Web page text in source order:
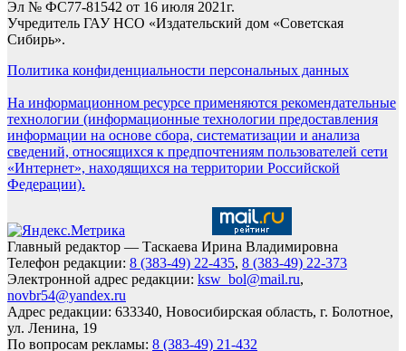
Эл № ФС77-81542 от 16 июля 2021г.
Учредитель ГАУ НСО «Издательский дом «Советская
Сибирь».
Политика конфиденциальности персональных данных
На информационном ресурсе применяются рекомендательные
технологии (информационные технологии предоставления
информации на основе сбора, систематизации и анализа
сведений, относящихся к предпочтениям пользователей сети
«Интернет», находящихся на территории Российской
Федерации).
Главный редактор — Таскаева Ирина Владимировна
Телефон редакции: 8 (383-49) 22-435, 8 (383-49) 22-373
Электронной адрес редакции: ksw_bol@mail.ru,
novbr54@yandex.ru
Адрес редакции: 633340, Новосибирская область, г. Болотное,
ул. Ленина, 19
По вопросам рекламы: 8 (383-49) 21-432